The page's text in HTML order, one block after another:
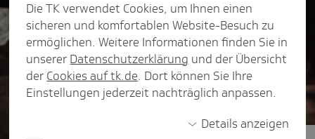
Die TK verwendet Cookies, um Ihnen einen
sicheren und komfortablen Website-Besuch zu
ermöglichen. Weitere Informationen finden Sie in
unserer Datenschutzerklärung und der Übersicht
der Cookies auf tk.de. Dort können Sie Ihre
Einstellungen jederzeit nachträglich anpassen.
Details anzeigen